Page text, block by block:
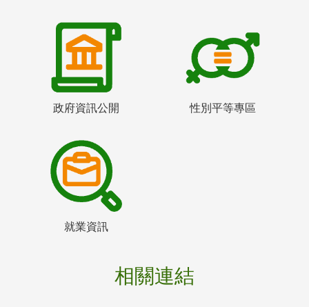
政府資訊公開 性別平等專區
就業資訊
相關連結